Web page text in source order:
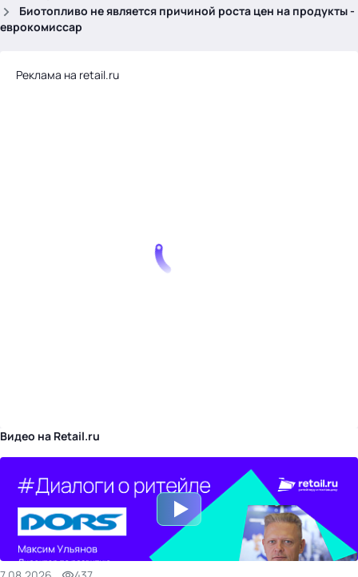
Биотопливо не является причиной роста цен на продукты -
еврокомиссар
Реклама на retail.ru
Видео на Retail.ru